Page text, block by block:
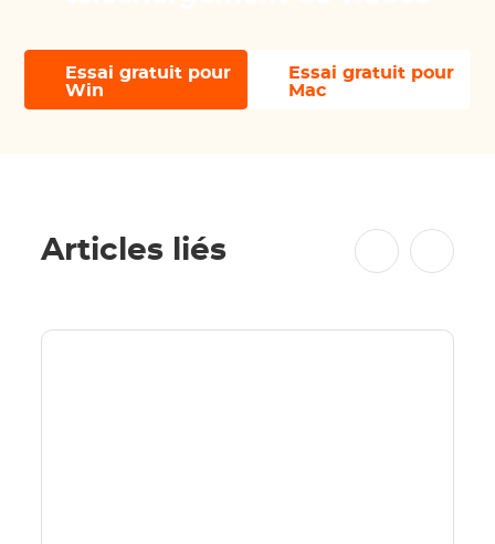
Essai gratuit pour
Win
Essai gratuit pour
Mac
Articles liés